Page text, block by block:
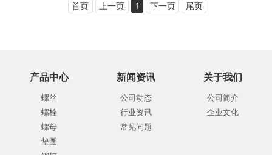
首页 上一页 1 下一页 尾页
产品中心
螺丝
螺栓
螺母
垫圈
新闻资讯
公司动态
行业资讯
常见问题
关于我们
公司简介
企业文化